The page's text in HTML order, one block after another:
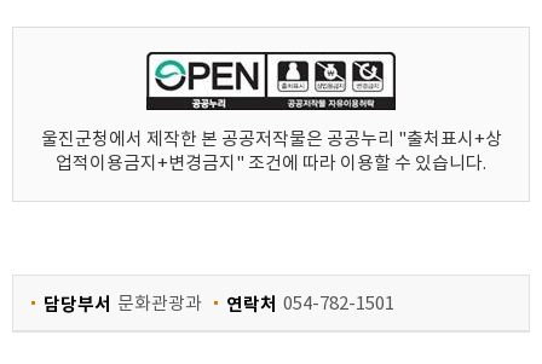
울진군청에서 제작한 본 공공저작물은 공공누리 "출처표시+상
업적이용금지+변경금지" 조건에 따라 이용할 수 있습니다.
담당부서 문화관광과 연락처 054-782-1501